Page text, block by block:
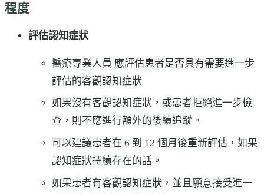
程度
評估認知症狀
醫療專業人員 應評估患者是否具有需要進一步
評估的客觀認知症狀
如果沒有客觀認知症狀，或患者拒絕進一步檢
查，則不應進行額外的後續追蹤。
可以建議患者在 6 到 12 個月後重新評估，如果
認知症狀持續存在的話。
如果患者有客觀認知症狀，並且願意接受進一